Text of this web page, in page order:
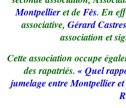
MontpellieretdeFès. En
associative, Gérard Castres
association et
Cette association occupe
des rapatriés. « Quel
jumelage entre Montpellier